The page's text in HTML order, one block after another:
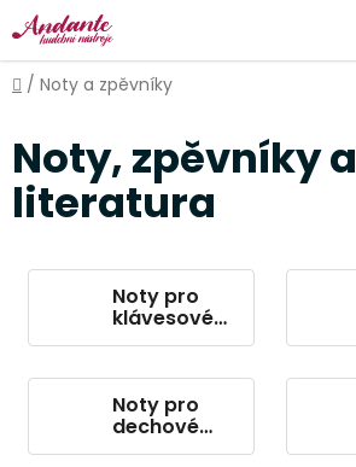
Přejít
na
obsah
Domů
/ Noty a zpěvníky
Noty, zpěvníky a
literatura
Noty pro
klávesové
nástroje
Noty pro
dechové
nástroje